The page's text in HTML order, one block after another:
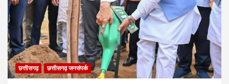
छत्तीसगढ़ छत्तीसगढ़ जनसंपर्क